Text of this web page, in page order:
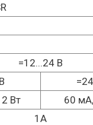
=12...24 В
Вт
60
1А